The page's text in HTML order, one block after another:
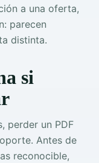
a una oferta,
parecen
distinta.
si
perder un PDF
Antes de
reconocible,